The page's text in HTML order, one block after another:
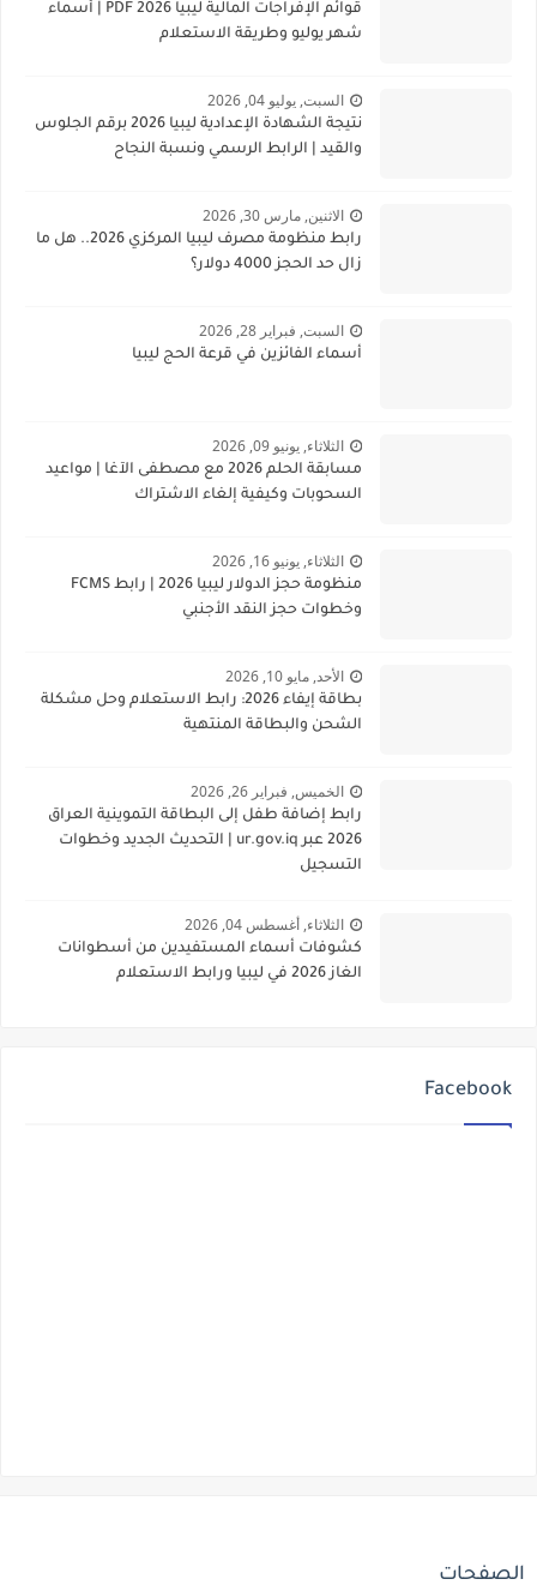
قوائم الإفراجات المالية ليبيا 2026 PDF | أسماء
شهر يوليو وطريقة الاستعلام
السبت, يوليو 04, 2026
نتيجة الشهادة الإعدادية ليبيا 2026 برقم الجلوس
والقيد | الرابط الرسمي ونسبة النجاح
الاثنين, مارس 30, 2026
رابط منظومة مصرف ليبيا المركزي 2026.. هل ما
زال حد الحجز 4000 دولار؟
السبت, فبراير 28, 2026
أسماء الفائزين في قرعة الحج ليبيا
الثلاثاء, يونيو 09, 2026
مسابقة الحلم 2026 مع مصطفى الآغا | مواعيد
السحوبات وكيفية إلغاء الاشتراك
الثلاثاء, يونيو 16, 2026
منظومة حجز الدولار ليبيا 2026 | رابط FCMS
وخطوات حجز النقد الأجنبي
الأحد, مايو 10, 2026
بطاقة إيفاء 2026: رابط الاستعلام وحل مشكلة
الشحن والبطاقة المنتهية
الخميس, فبراير 26, 2026
رابط إضافة طفل إلى البطاقة التموينية العراق
2026 عبر ur.gov.iq | التحديث الجديد وخطوات
التسجيل
الثلاثاء, أغسطس 04, 2026
كشوفات أسماء المستفيدين من أسطوانات
الغاز 2026 في ليبيا ورابط الاستعلام
Facebook
الصفحات